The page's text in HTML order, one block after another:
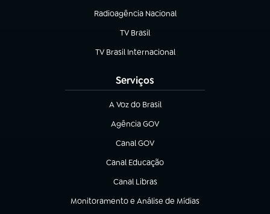
Radioagência Nacional
(abre em nova aba)
TV Brasil
(abre em nova aba)
TV Brasil Internacional
(abre em nova aba)
Serviços
A Voz do Brasil
(abre em nova aba)
Agência GOV
(abre em nova aba)
Canal GOV
(abre em nova aba)
Canal Educação
(abre em nova aba)
Canal Libras
(abre em nova aba)
Monitoramento e Análise de Mídias
(abre em nova aba)